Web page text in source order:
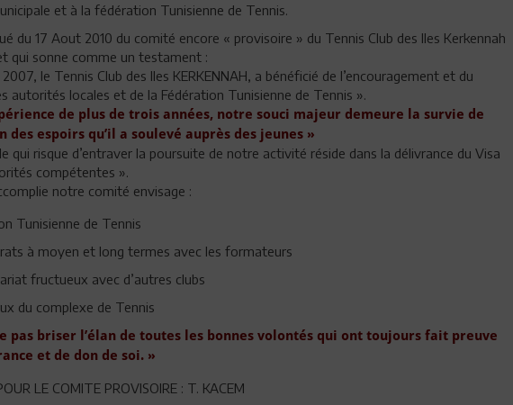
et à la fédération Tunisienne de Tennis.
du 17 Aout 2010 du comité encore « provisoire » du Tennis Club des Iles Kerkennah
qui sonne comme un testament :
le Tennis Club des Iles KERKENNAH, a bénéficié de l’encouragement et du
autorités locales et de la Fédération Tunisienne de Tennis ».
de plus de trois années, notre souci majeur demeure la survie de
espoirs qu’il a soulevé auprès des jeunes »
qui risque d’entraver la poursuite de notre activité réside dans la délivrance du Visa
compétentes ».
notre comité envisage :
Tunisienne de Tennis
à moyen et long termes avec les formateurs
fructueux avec d’autres clubs
du complexe de Tennis
pas briser l’élan de toutes les bonnes volontés qui ont toujours fait preuve
et de don de soi. »
LE COMITE PROVISOIRE : T. KACEM